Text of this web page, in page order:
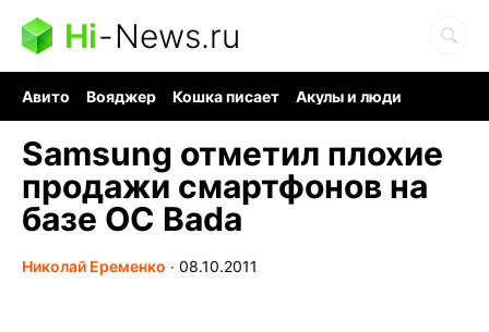
Hi-News.ru
Авито Вояджер Кошка писает
Акулы и люди
Samsung отметил плохие
продажи смартфонов на
базе ОС Bada
Николай Еременко ∙ 08.10.2011